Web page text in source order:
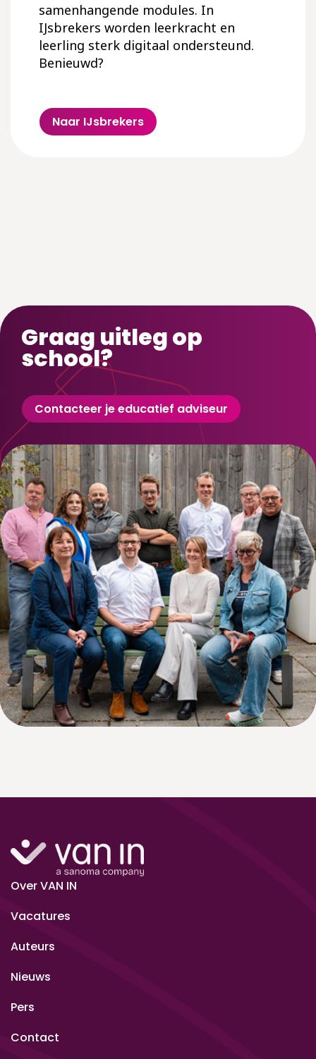
samenhangende modules. In
IJsbrekers worden leerkracht en
leerling sterk digitaal ondersteund.
Benieuwd?
Naar IJsbrekers
Graag uitleg op
school?
Contacteer je educatief adviseur
Over VAN IN
Vacatures
Auteurs
Nieuws
Pers
Contact